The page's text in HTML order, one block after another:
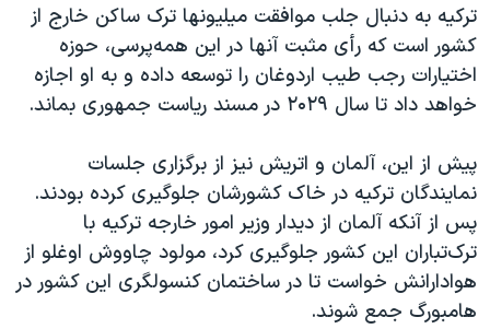
ترکیه به دنبال جلب موافقت میلیونها ترک ساکن خارج از
کشور است که رأی مثبت آنها در این همه‌پرسی، حوزه
اختیارات رجب طیب اردوغان را توسعه داده و به او اجازه
خواهد داد تا سال ۲۰۲۹ در مسند ریاست جمهوری بماند.
پیش از این، آلمان و اتریش نیز از برگزاری جلسات
نمایندگان ترکیه در خاک کشورشان جلوگیری کرده بودند.
پس از آنکه آلمان از دیدار وزیر امور خارجه ترکیه با
ترک‌تباران این کشور جلوگیری کرد، مولود چاووش اوغلو از
هوادارانش خواست تا در ساختمان کنسولگری این کشور در
هامبورگ جمع شوند.